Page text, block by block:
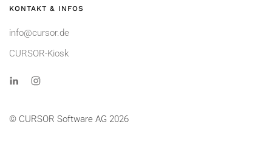
KONTAKT & INFOS
info@cursor.de
CURSOR-Kiosk
© CURSOR Software AG 2026